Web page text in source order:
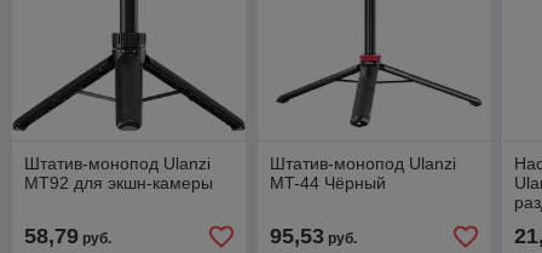
Штатив-монопод Ulanzi
MT92 для экшн-камеры
58,79 руб.
Штатив-монопод Ulanzi
MT-44 Чёрный
95,53руб.